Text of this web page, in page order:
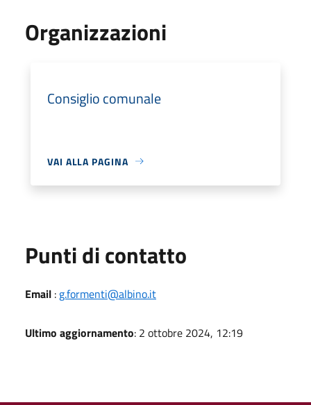
Organizzazioni
Consiglio comunale
VAI ALLA PAGINA
Punti di contatto
Email : g.formenti@albino.it
Ultimo aggiornamento: 2 ottobre 2024, 12:19